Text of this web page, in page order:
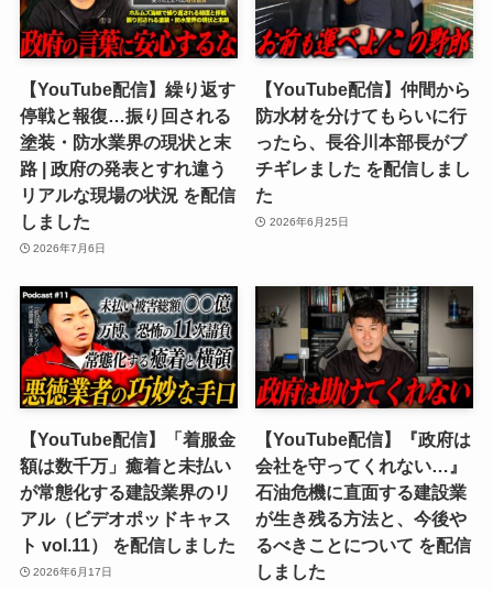
【YouTube配信】繰り返す
停戦と報復…振り回される
塗装・防水業界の現状と末
路 | 政府の発表とすれ違う
リアルな現場の状況 を配信
しました
2026年7月6日
【YouTube配信】仲間から
防水材を分けてもらいに行
ったら、長谷川本部長がブ
チギレました を配信しまし
た
2026年6月25日
【YouTube配信】「着服金
額は数千万」癒着と未払い
が常態化する建設業界のリ
アル（ビデオポッドキャス
ト vol.11） を配信しました
2026年6月17日
【YouTube配信】『政府は
会社を守ってくれない…』
石油危機に直面する建設業
が生き残る方法と、今後や
るべきことについて を配信
しました